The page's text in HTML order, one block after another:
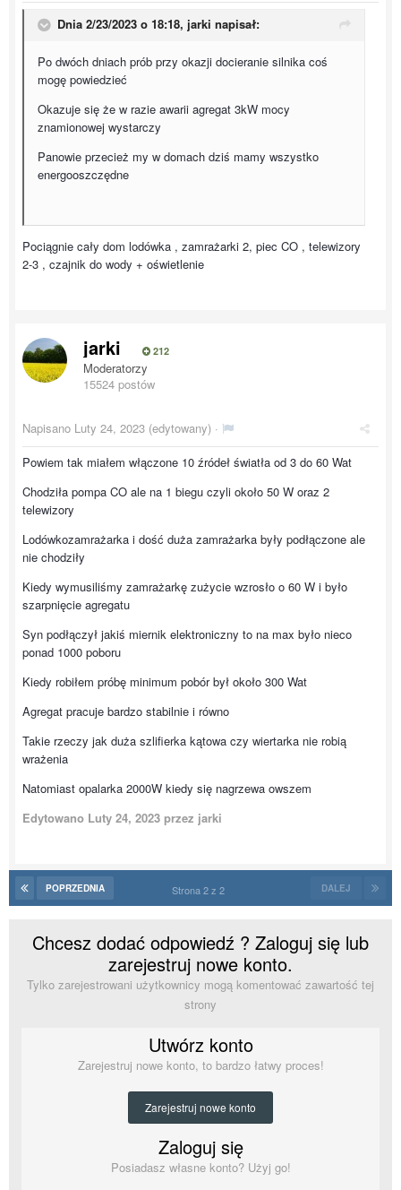
Dnia 2/23/2023 o 18:18, jarki napisał:
Po dwóch dniach prób przy okazji docieranie silnika coś
mogę powiedzieć
Okazuje się że w razie awarii agregat 3kW mocy
znamionowej wystarczy
Panowie przecież my w domach dziś mamy wszystko
energooszczędne
Pociągnie cały dom lodówka , zamrażarki 2, piec CO , telewizory
2-3 , czajnik do wody + oświetlenie
jarki 212
Moderatorzy
15524 postów
Napisano Luty 24, 2023 (edytowany) ·
Powiem tak miałem włączone 10 źródeł światła od 3 do 60 Wat
Chodziła pompa CO ale na 1 biegu czyli około 50 W oraz 2
telewizory
Lodówkozamrażarka i dość duża zamrażarka były podłączone ale
nie chodziły
Kiedy wymusiliśmy zamrażarkę zużycie wzrosło o 60 W i było
szarpnięcie agregatu
Syn podłączył jakiś miernik elektroniczny to na max było nieco
ponad 1000 poboru
Kiedy robiłem próbę minimum pobór był około 300 Wat
Agregat pracuje bardzo stabilnie i równo
Takie rzeczy jak duża szlifierka kątowa czy wiertarka nie robią
wrażenia
Natomiast opalarka 2000W kiedy się nagrzewa owszem
Edytowano Luty 24, 2023 przez jarki
POPRZEDNIA DALEJ
Strona 2 z 2
Chcesz dodać odpowiedź ? Zaloguj się lub
zarejestruj nowe konto.
Tylko zarejestrowani użytkownicy mogą komentować zawartość tej
strony
Utwórz konto
Zarejestruj nowe konto, to bardzo łatwy proces!
Zarejestruj nowe konto
Zaloguj się
Posiadasz własne konto? Użyj go!